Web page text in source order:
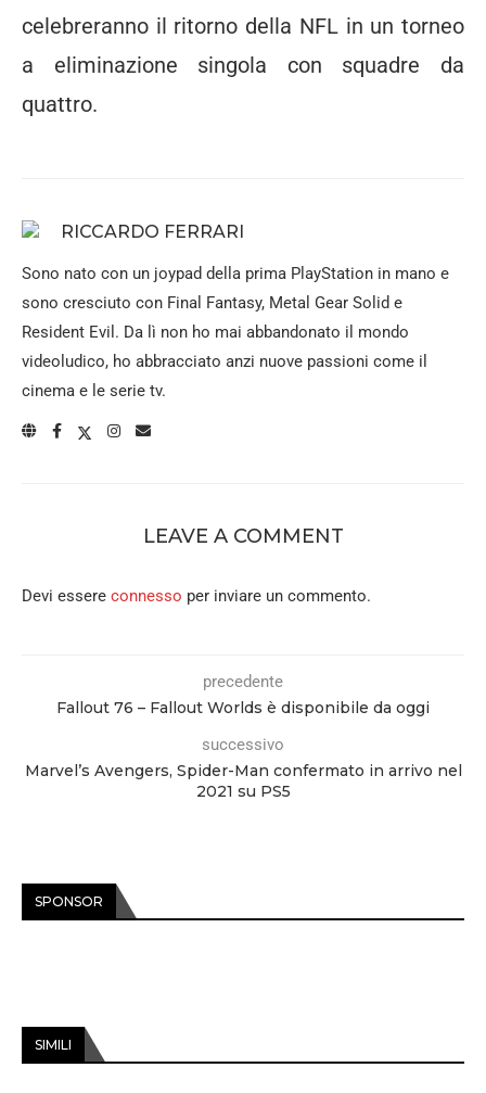
celebreranno il ritorno della NFL in un torneo
a eliminazione singola con squadre da
quattro.
RICCARDO FERRARI
Sono nato con un joypad della prima PlayStation in mano e
sono cresciuto con Final Fantasy, Metal Gear Solid e
Resident Evil. Da lì non ho mai abbandonato il mondo
videoludico, ho abbracciato anzi nuove passioni come il
cinema e le serie tv.
LEAVE A COMMENT
Devi essere connesso per inviare un commento.
precedente
Fallout 76 – Fallout Worlds è disponibile da oggi
successivo
Marvel’s Avengers, Spider-Man confermato in arrivo nel
2021 su PS5
SPONSOR
SIMILI